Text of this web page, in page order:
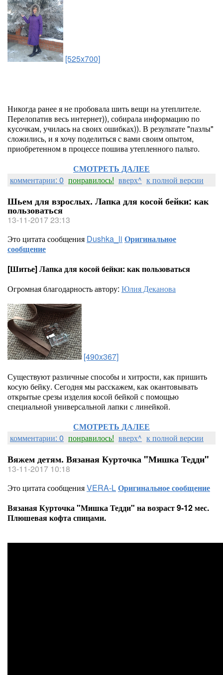
[525x700]
Никогда ранее я не пробовала шить вещи на утеплителе.
Перелопатив весь интернет)), собирала информацию по
кусочкам, училась на своих ошибках)). В результате "пазлы"
сложились, и я хочу поделиться с вами своим опытом,
приобретенном в процессе пошива утепленного пальто.
СМОТРЕТЬ ДАЛЕЕ
комментарии: 0 понравилось! вверх^ к полной версии
Шьем для взрослых. Лапка для косой бейки: как
пользоваться
13-11-2017 23:13
Это цитата сообщения Dushka_li Оригинальное
сообщение
[Шитье] Лапка для косой бейки: как пользоваться
Огромная благодарность автору: Юлия Деканова
[490x367]
Существуют различные способы и хитрости, как пришить
косую бейку. Сегодня мы расскажем, как окантовывать
открытые срезы изделия косой бейкой с помощью
специальной универсальной лапки с линейкой.
СМОТРЕТЬ ДАЛЕЕ
комментарии: 0 понравилось! вверх^ к полной версии
Вяжем детям. Вязаная Курточка "Мишка Тедди"
13-11-2017 10:18
Это цитата сообщенияVERA-LОригинальное сообщение
Вязаная Курточка "Мишка Тедди" на возраст 9-12 мес.
Плюшевая кофта спицами.